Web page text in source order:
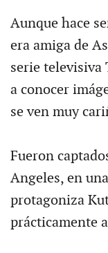
Aunque hace
era amiga de
serie televisiva
a conocer
se ven muy
Fueron
Angeles, en
protagoniza
prácticamente